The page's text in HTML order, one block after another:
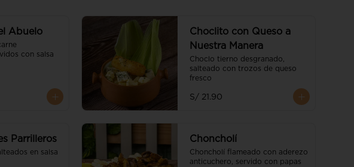
Abuelo
con salsa
Choclito con Queso a
Nuestra Manera
Choclo tierno desgranado,
salteado con trozos de queso
fresco
S/ 21.90
Parrilleros
en salsa
Choncholí
Choncholí flameado con aderezo
anticuchero, servido con papas